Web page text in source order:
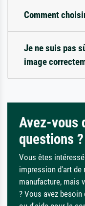
Comment
Je ne suis pas
image
Avez-vous
questions ?
Vous êtes
impression d'art de
manufacture, mais
? Vous avez